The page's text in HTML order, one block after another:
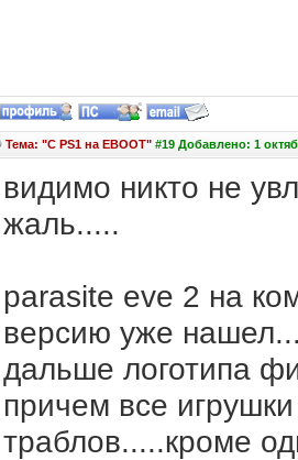
Тема: "С PS1 на EBOOT"#19 Добавлено: 1
видимо никто не
жаль.....
parasite eve 2 на
версию уже
дальше логотипа
причем все
траблов.....кроме